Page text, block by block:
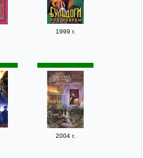
1999 г.
2004 г.